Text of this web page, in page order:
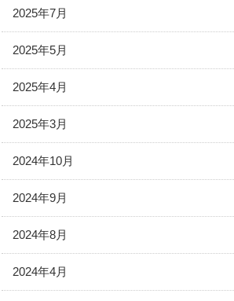
2025年7月
2025年5月
2025年4月
2025年3月
2024年10月
2024年9月
2024年8月
2024年4月